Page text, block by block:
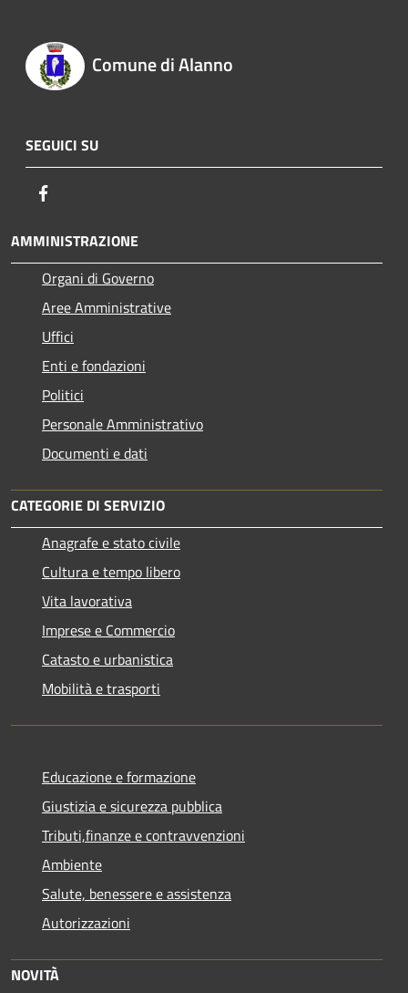
Comune di Alanno
SEGUICI SU
AMMINISTRAZIONE
Organi di Governo
Aree Amministrative
Uffici
Enti e fondazioni
Politici
Personale Amministrativo
Documenti e dati
CATEGORIE DI SERVIZIO
Anagrafe e stato civile
Cultura e tempo libero
Vita lavorativa
Imprese e Commercio
Catasto e urbanistica
Mobilità e trasporti
Educazione e formazione
Giustizia e sicurezza pubblica
Tributi,finanze e contravvenzioni
Ambiente
Salute, benessere e assistenza
Autorizzazioni
NOVITÀ